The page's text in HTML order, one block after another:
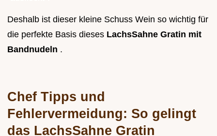
Deshalb ist dieser kleine Schuss Wein so wichtig für
die perfekte Basis dieses LachsSahne Gratin mit
Bandnudeln .
Chef Tipps und
Fehlervermeidung: So gelingt
das LachsSahne Gratin